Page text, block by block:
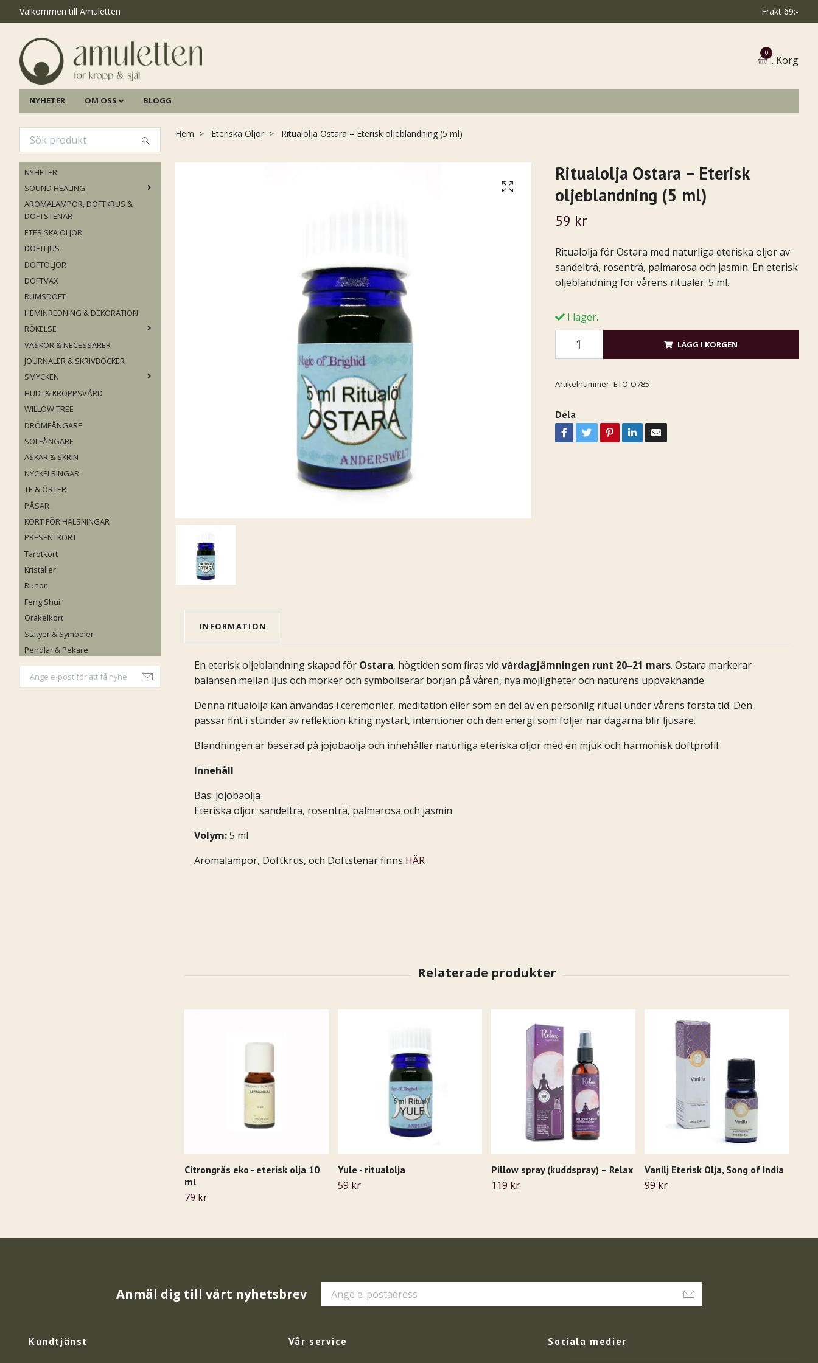
Välkommen till Amuletten Frakt 69:-
0
.. Korg
NYHETER OM OSS BLOGG
NYHETER
SOUND HEALING
AROMALAMPOR, DOFTKRUS &
DOFTSTENAR
ETERISKA OLJOR
DOFTLJUS
DOFTOLJOR
DOFTVAX
RUMSDOFT
HEMINREDNING & DEKORATION
RÖKELSE
VÄSKOR & NECESSÄRER
JOURNALER & SKRIVBÖCKER
SMYCKEN
HUD- & KROPPSVÅRD
WILLOW TREE
DRÖMFÅNGARE
SOLFÅNGARE
ASKAR & SKRIN
NYCKELRINGAR
TE & ÖRTER
PÅSAR
KORT FÖR HÄLSNINGAR
PRESENTKORT
Tarotkort
Kristaller
Runor
Feng Shui
Orakelkort
Statyer & Symboler
Pendlar & Pekare
Hem Eteriska Oljor Ritualolja Ostara – Eterisk oljeblandning (5 ml)
Ritualolja Ostara – Eterisk
oljeblandning (5 ml)
59 kr
Ritualolja för Ostara med naturliga eteriska oljor av
sandelträ, rosenträ, palmarosa och jasmin. En eterisk
oljeblandning för vårens ritualer. 5 ml.
I lager.
LÄGG I KORGEN
Artikelnummer: ETO-O785
Dela
INFORMATION
En eterisk oljeblandning skapad för Ostara, högtiden som firas vid vårdagjämningen runt 20–21 mars. Ostara markerar
balansen mellan ljus och mörker och symboliserar början på våren, nya möjligheter och naturens uppvaknande.
Denna ritualolja kan användas i ceremonier, meditation eller som en del av en personlig ritual under vårens första tid. Den
passar fint i stunder av reflektion kring nystart, intentioner och den energi som följer när dagarna blir ljusare.
Blandningen är baserad på jojobaolja och innehåller naturliga eteriska oljor med en mjuk och harmonisk doftprofil.
Innehåll
Bas: jojobaolja
Eteriska oljor: sandelträ, rosenträ, palmarosa och jasmin
Volym:5 ml
Aromalampor, Doftkrus, och Doftstenar finns HÄR
Citrongräs eko - eterisk olja 10
ml
79 kr
Yule - ritualolja
59 kr
Pillow spray (kuddspray) – Relax
119 kr
Vanilj Eterisk Olja, Song of India
99 kr
Anmäl dig till vårt nyhetsbrev
Kundtjänst Vår service Sociala medier